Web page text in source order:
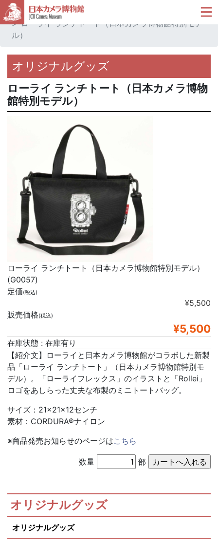
ホーム ミュージアムショップ
ローライ ランチトート（日本カメラ博物館特別モデ
ル）
オリジナルグッズ
ローライ ランチトート（日本カメラ博物
館特別モデル）
ローライ ランチトート（日本カメラ博物館特別モデル）
(G0057)
定価(税込)
¥5,500
販売価格(税込)
¥5,500
在庫状態 : 在庫有り
【紹介文】ローライと日本カメラ博物館がコラボした新製
品「ローライ ランチトート」（日本カメラ博物館特別モ
デル）。「ローライフレックス」のイラストと「Rollei」
ロゴをあしらった丈夫な布製のミニトートバッグ。
サイズ：21×21×12センチ
素材：CORDURA®ナイロン
※商品発売お知らせのページはこちら
数量 部
オリジナルグッズ
オリジナルグッズ